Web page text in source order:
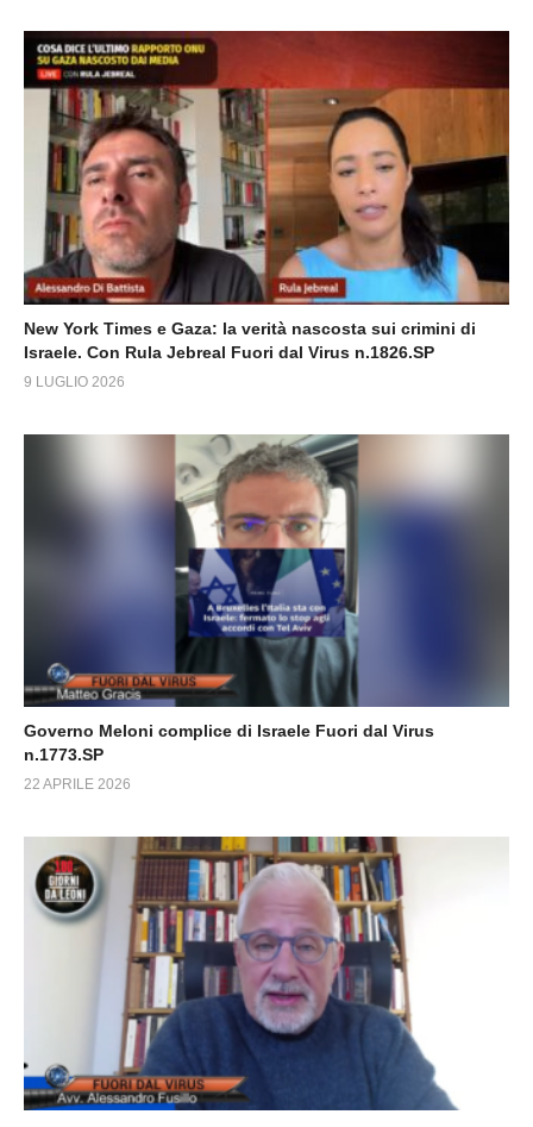
New York Times e Gaza: la verità nascosta sui crimini di
Israele. Con Rula Jebreal Fuori dal Virus n.1826.SP
9 LUGLIO 2026
Governo Meloni complice di Israele Fuori dal Virus
n.1773.SP
22 APRILE 2026